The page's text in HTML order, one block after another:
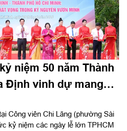
niệm 50 năm Thành
Định vinh dự mang
Minh
Công viên Chi Lăng (phường Sài
kỷ niệm các ngày lễ lớn TPHCM